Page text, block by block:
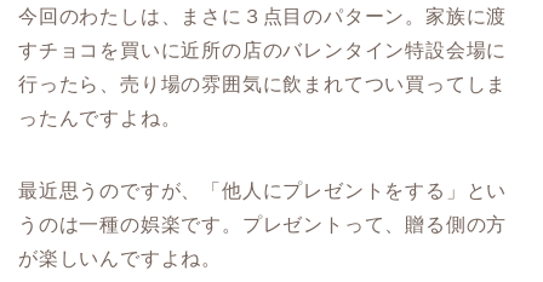
今回のわたしは、まさに３点目のパターン。家族に渡
すチョコを買いに近所の店のバレンタイン特設会場に
行ったら、売り場の雰囲気に飲まれてつい買ってしま
ったんですよね。
最近思うのですが、「他人にプレゼントをする」とい
うのは一種の娯楽です。プレゼントって、贈る側の方
が楽しいんですよね。